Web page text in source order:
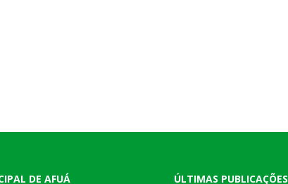
DE AFUÁ ÚLTIMAS PUBLICAÇÕES